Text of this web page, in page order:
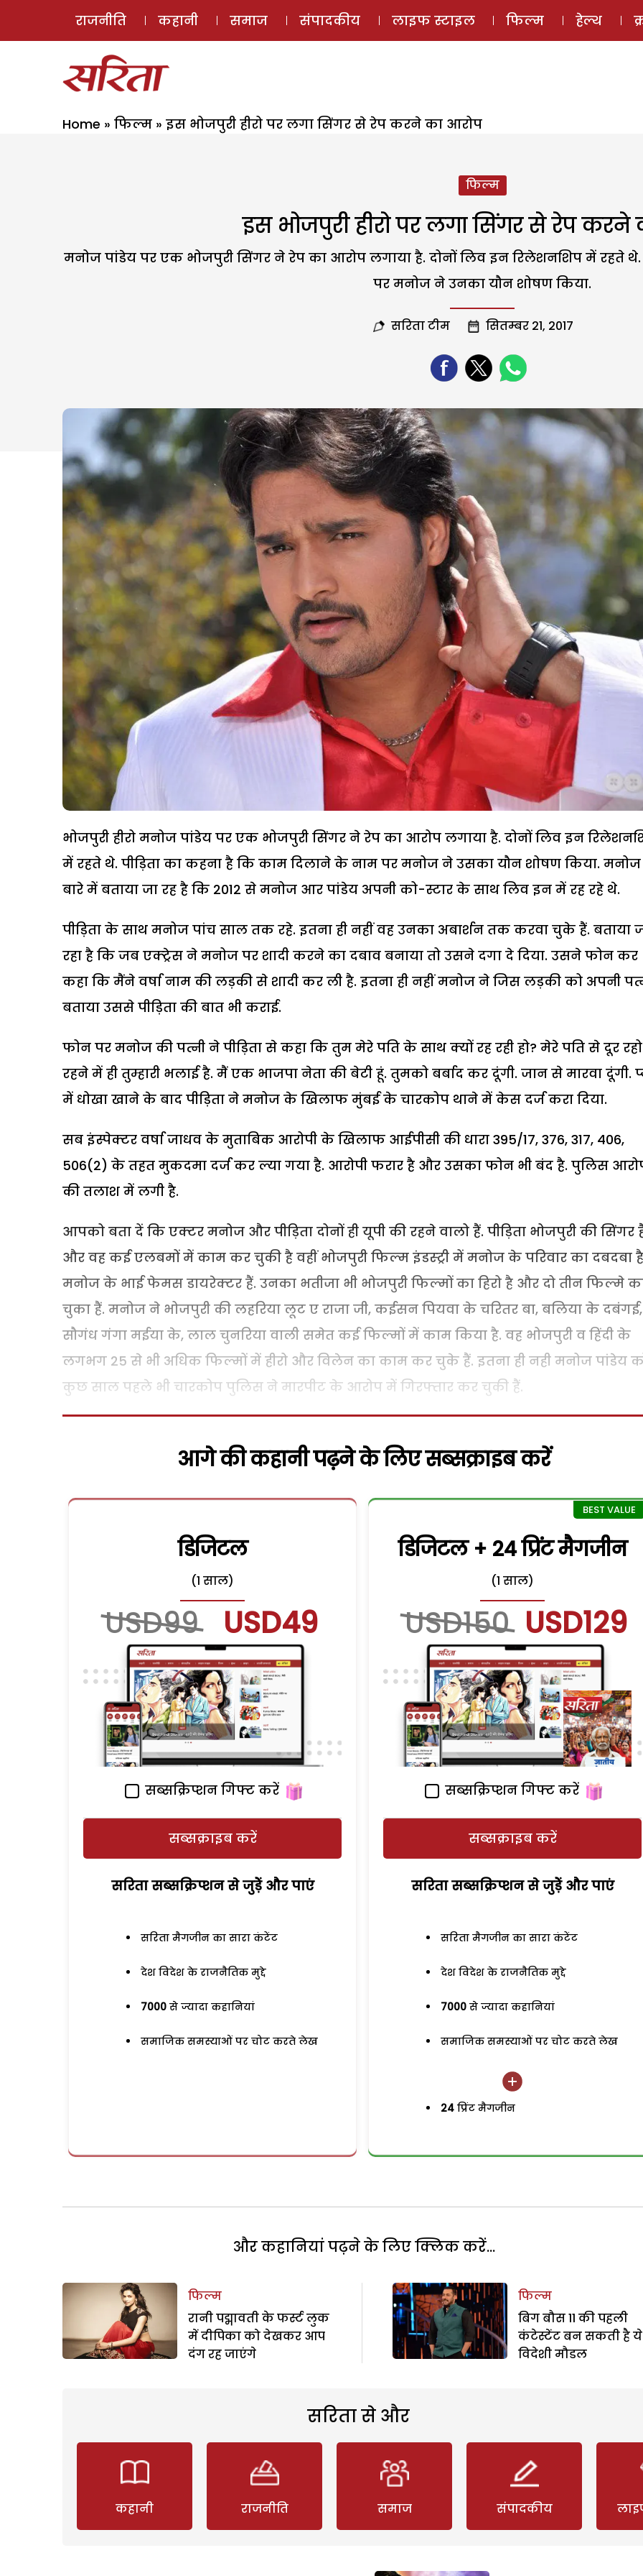
ई-मैगज़ीन
राजनीति कहानी समाज संपादकीय लाइफ स्टाइल फिल्म हेल्थ
Home » फिल्म » इस भोजपुरी हीरो पर लगा सिंगर से रेप करने का आरोप
फिल्म
इस भोजपुरी हीरो पर लगा सिंगर से रेप करने
मनोज पांडेय पर एक भोजपुरी सिंगर ने रेप का आरोप लगाया है. दोनों लिव इन रिलेशनशिप में रहते
पर मनोज ने उनका यौन शोषण किया.
सरिता टीम सितम्बर 21, 2017
भोजपुरी हीरो मनोज पांडेय पर एक भोजपुरी सिंगर ने रेप का आरोप लगाया है. दोनों लिव इन
में रहते थे. पीड़िता का कहना है कि काम दिलाने के नाम पर मनोज ने उसका यौन शोषण किया.
बारे में बताया जा रह है कि 2012 से मनोज आर पांडेय अपनी को-स्टार के साथ लिव इन में रह रहे थे.
पीड़िता के साथ मनोज पांच साल तक रहे. इतना ही नहीं वह उनका अबार्शन तक करवा चुके हैं. बताया
रहा है कि जब एक्ट्रेस ने मनोज पर शादी करने का दबाव बनाया तो उसने दगा दे दिया. उसने फोन कर
कहा कि मैंने वर्षा नाम की लड़की से शादी कर ली है. इतना ही नहीं मनोज ने जिस लड़की को अपनी
बताया उससे पीड़िता की बात भी कराई.
फोन पर मनोज की पत्नी ने पीड़िता से कहा कि तुम मेरे पति के साथ क्यों रह रही हो? मेरे पति से दूर
रहने में ही तुम्हारी भलाई है. मैं एक भाजपा नेता की बेटी हूं. तुमको बर्बाद कर दूंगी. जान से मारवा दूंगी.
में धोखा खाने के बाद पीड़िता ने मनोज के खिलाफ मुंबई के चारकोप थाने में केस दर्ज करा दिया.
सब इंस्पेक्टर वर्षा जाधव के मुताबिक आरोपी के खिलाफ आईपीसी की धारा 395/17, 376, 317, 406,
506(2) के तहत मुकदमा दर्ज कर ल्या गया है. आरोपी फरार है और उसका फोन भी बंद है. पुलिस
की तलाश में लगी है.
आपको बता दें कि एक्टर मनोज और पीड़िता दोनों ही यूपी की रहने वालो हैं. पीड़िता भोजपुरी की सिंगर
और वह कई एलबमों में काम कर चुकी है वहीं भोजपुरी फिल्म इंडस्ट्री में मनोज के परिवार का दबदबा
मनोज के भाई फेमस डायरेक्टर हैं. उनका भतीजा भी भोजपुरी फिल्मों का हिरो है और दो तीन फिल्मे
चुका हैं. मनोज ने भोजपुरी की लहरिया लूट ए राजा जी, कईसन पियवा के चरितर बा, बलिया के दबंगई,
सौगंध गंगा मईया के, लाल चुनरिया वाली समेत कई फिल्मों में काम किया है. वह भोजपुरी व हिंदी के
लगभग 25 से भी अधिक फिल्मों में हीरो और विलेन का काम कर चुके हैं. इतना ही नही मनोज पांडेय
कुछ साल पहले भी चारकोप पुलिस ने मारपीट के आरोप में गिरफ्तार कर चुकी हैं.
आगे की कहानी पढ़ने के लिए सब्सक्राइब करें
डिजिटल
(1 साल)
USD99 USD49
सब्सक्रिप्शन गिफ्ट करें
सब्सक्राइब करें
सरिता सब्सक्रिप्शन से जुड़ेें और पाएं
सरिता मैगजीन का सारा कंटेंट
देश विदेश के राजनैतिक मुद्दे
7000 से ज्यादा कहानियां
समाजिक समस्याओं पर चोट करते लेख
डिजिटल + 24 प्रिंट मैगजीन
(1 साल)
USD150 USD129
सब्सक्रिप्शन गिफ्ट करें
सब्सक्राइब करें
सरिता सब्सक्रिप्शन से जुड़ेें और पाएं
सरिता मैगजीन का सारा कंटेंट
देश विदेश के राजनैतिक मुद्दे
7000 से ज्यादा कहानियां
समाजिक समस्याओं पर चोट करते लेख
24 प्रिंट मैगजीन
और कहानियां पढ़ने के लिए क्लिक करें...
फिल्म
रानी पद्मावती के फर्स्ट लुक
में दीपिका को देखकर आप
दंग रह जाएंगे
फिल्म
बिग बौस 11 की पहली
कंटेस्टेंट बन सकती है ये
विदेशी मौडल
सरिता से और
कहानी राजनीति समाज संपादकीय